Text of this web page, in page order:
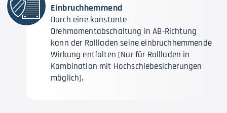
Einbruchhemmend
Durch eine konstante
Drehmomentabschaltung in AB-Richtung
kann der Rollladen seine einbruchhemmende
Wirkung entfalten (Nur für Rollladen in
Kombination mit Hochschiebesicherungen
möglich).